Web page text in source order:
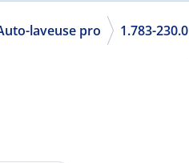
laveuse pro 1.783-230.0